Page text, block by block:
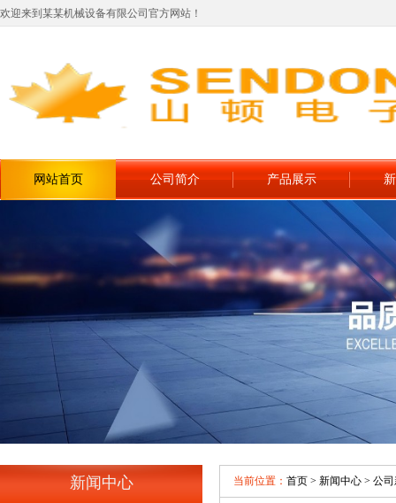
欢迎来到某某机械设备有限公司官方网站！
网站首页 公司简介 产品展示
新闻中心 当前位置： 首页 > 新闻中心 > 公